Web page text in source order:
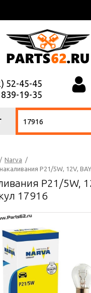
52-45-45
19-35
/ Narva /
P21/5W, 12V,
P21/5W,
17916